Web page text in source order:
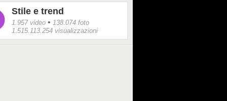
Stile e trend
1.957 video • 138.074 foto
1.515.113.254 visualizzazioni